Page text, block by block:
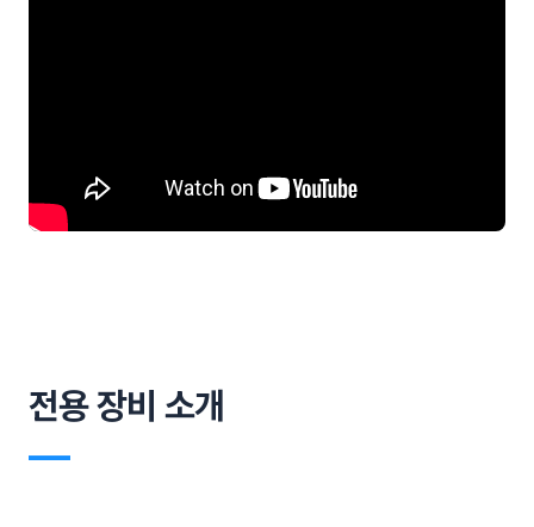
전용 장비 소개
―